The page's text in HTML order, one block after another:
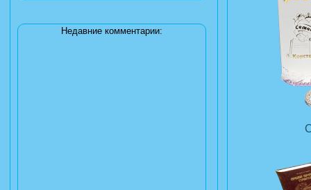
Недавние комментарии: